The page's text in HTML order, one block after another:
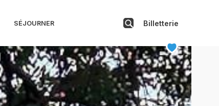
SÉJOURNER Billetterie